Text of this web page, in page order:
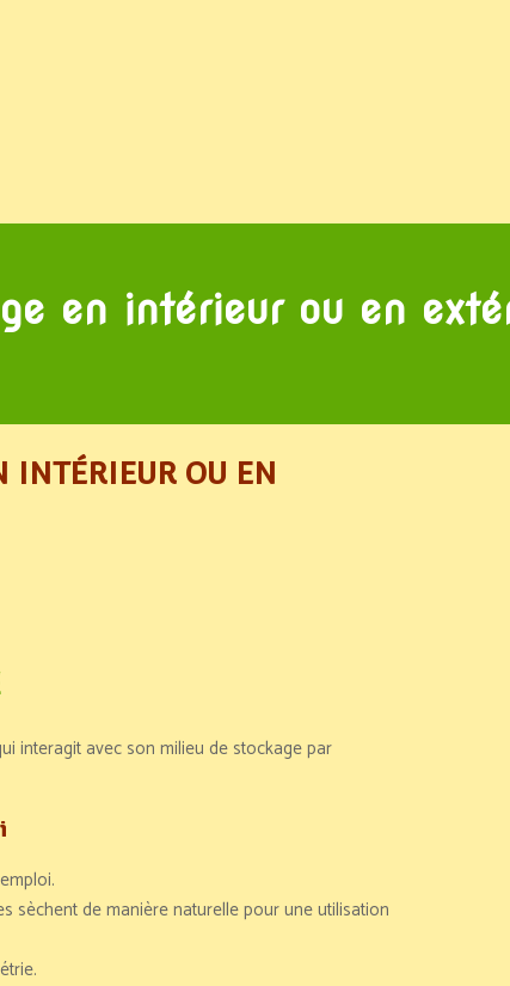
en intérieur ou en
INTÉRIEUR OU EN
interagit avec son milieu de stockage par
sèchent de manière naturelle pour une utilisation